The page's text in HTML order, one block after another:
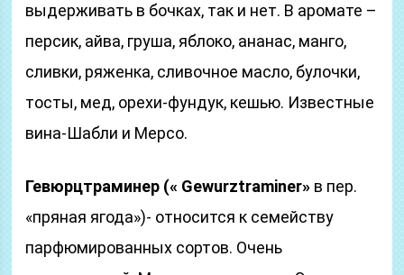
выдерживать в бочках, так и нет. В аромате –
персик, айва, груша, яблоко, ананас, манго,
сливки, ряженка, сливочное масло, булочки,
тосты, мед, орехи-фундук, кешью. Известные
вина-Шабли и Мерсо.
Гевюрцтраминер (« Gewurztraminer» в пер.
«пряная ягода»)- относится к семейству
парфюмированных сортов. Очень